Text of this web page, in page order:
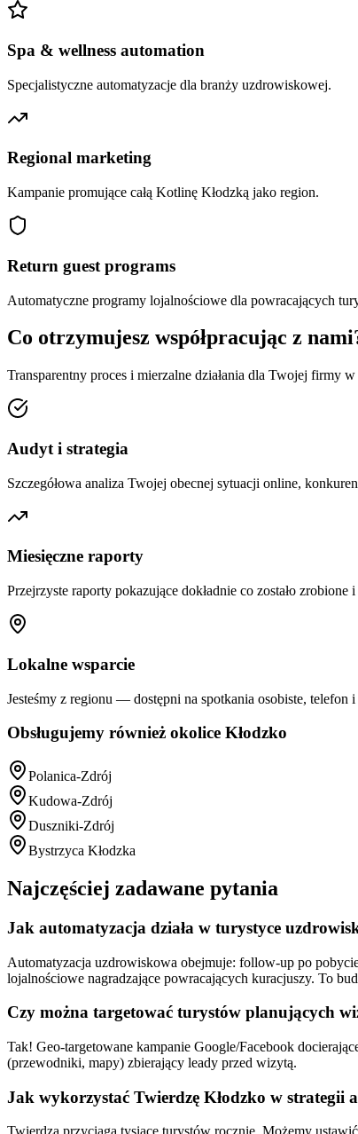
Spa & wellness automation
Specjalistyczne automatyzacje dla branży uzdrowiskowej.
Regional marketing
Kampanie promujące całą Kotlinę Kłodzką jako region.
Return guest programs
Automatyczne programy lojalnościowe dla powracających
Co otrzymujesz współpracując z
Transparentny proces i mierzalne działania dla Twojej firmy w
Audyt i strategia
Szczegółowa analiza Twojej obecnej sytuacji online,
Miesięczne raporty
Przejrzyste raporty pokazujące dokładnie co zostało zrobione
Lokalne wsparcie
Jesteśmy z regionu — dostępni na spotkania osobiste, telefon
Obsługujemy również okolice Kłodzko
Polanica-Zdrój
Kudowa-Zdrój
Duszniki-Zdrój
Bystrzyca Kłodzka
Najczęściej zadawane pytania
Jak automatyzacja działa w turystyce
Automatyzacja uzdrowiskowa obejmuje: follow-up po
lojalnościowe nagradzające powracających kuracjuszy. To
Czy można targetować turystów planujących
Tak! Geo-targetowane kampanie Google/Facebook
(przewodniki, mapy) zbierający leady przed wizytą.
Jak wykorzystać Twierdzę Kłodzko w strategii